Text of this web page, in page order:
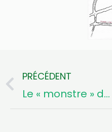
Précédent
PRÉCÉDENT
Le « monstre » de Louneuil